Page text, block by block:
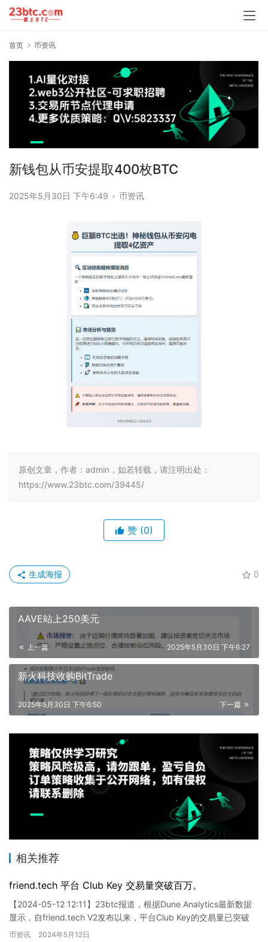
首页 币资讯
新钱包从币安提取400枚BTC
2025年5月30日 下午6:49 • 币资讯
原创文章，作者：admin，如若转载，请注明出处：
https://www.23btc.com/39445/
赞 (0)
0
生成海报
AAVE站上250美元
上一篇 2025年5月30日 下午6:27
新火科技收购BitTrade
下一篇
2025年5月30日 下午6:50
相关推荐
friend.tech 平台 Club Key 交易量突破百万。
【2024-05-12 12:11】23btc报道，根据Dune Analytics最新数据
显示，自friend.tech V2发布以来，平台Club Key的交易量已突破
100万…
币资讯 2024年5月12日